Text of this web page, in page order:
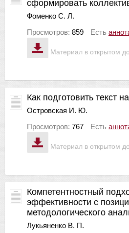
Материал в открытом
сформировать
Фоменко С. Л.
Просмотров: 859 Есть
Материал в открытом
Как подготовить текст
Островская И. Ю.
Просмотров: 767 Есть
Компетентностный
эффективности с
методологического
Лукьяненко В. П.